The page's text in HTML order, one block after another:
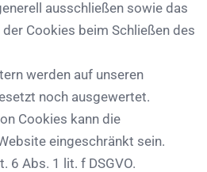
ausschließen sowie das
Cookies beim Schließen des
werden auf unseren
noch ausgewertet.
Cookies kann die
eingeschränkt sein.
6 Abs. 1 lit. f DSGVO.